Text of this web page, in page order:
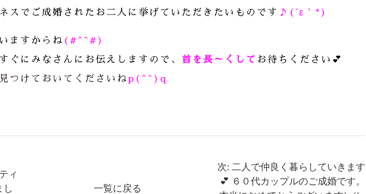
スでご成婚されたお二人に挙げていただきたいものです ♪(´ε｀*)
ますからね (#^^#)
ぐにみなさんにお伝えしますので、 首を長～くして お待ちください💕
つけておいてくださいねp(^^)q
ィ
し
一覧に戻る
次: 二人で仲良く暮らしていきます
💕 ６０代カップルのご成婚です。